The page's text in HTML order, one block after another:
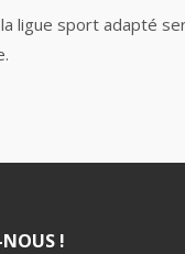
ligue sport adapté
NOUS !